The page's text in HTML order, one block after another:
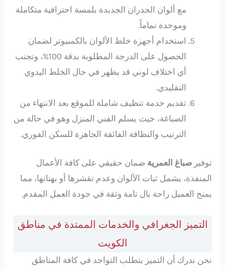
مع ألوان الجدران الجديدة بلمسة احترافية متكاملة
وموحدة تماماً.
استخدام أجهزة خلط الألوان بالكمبيوتر لضمان
الحصول على الدرجة المطلوبة بدقة 100%، وتجنب
أي اختلاف لوني قد يظهر في حال الخلط اليدوي
التقليدي.
تقديم خدمة تنظيف شاملة للموقع بعد الانتهاء من
الصباغة، حيث يسلم الفني المنزل وهو في حالة من
الترتيب والنظافة الفائقة الجاهزة للسكن الفوري.
توفيرصباغ العمرية ضمان حقيقي على كافة الأعمال
المنفذة، يشمل ثبات الألوان وعدم تقشرها أو بهتانها، مما
يمنح العميل راحة بال تامة وثقة في جودة العمل المقدم.
التميز الجغرافي والخدمات الممتدة في مناطق
الكويت
نحن ندرك أن التميز يتطلب التواجد في كافة المناطق